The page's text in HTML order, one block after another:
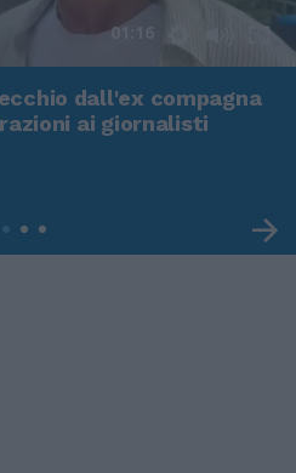
01:16
dall'ex compagna
ai giornalisti